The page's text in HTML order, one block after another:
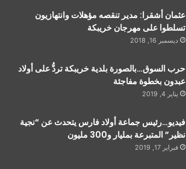
عثمان أشقرا: مدير تنقصه مؤهلات وانتهازيون
تسلطوا على مهرجان خريبكة
ديسمبر 16, 2018
حرب السوق…بالصورة بلدية خريبكة تردُّ على أولاد
عبدون بخطوة مفاجئة
يناير 4, 2019
فيديو…رئيس جماعة أولاد فارس يتحدث عن “نجية
نظير” المتبرعة بمليار و300 مليون
فبراير 17, 2019